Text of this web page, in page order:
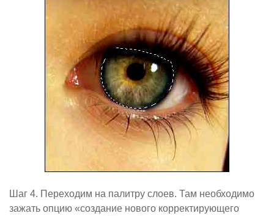
Шаг 4. Переходим на палитру слоев. Там необходимо
зажать опцию «создание нового корректирующего